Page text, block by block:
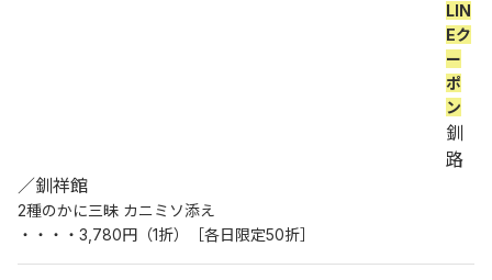
LIN
Eク
ー
ポ
ン
釧
路
／釧祥館
2種のかに三昧 カニミソ添え
・・・・3,780円（1折）［各日限定50折］